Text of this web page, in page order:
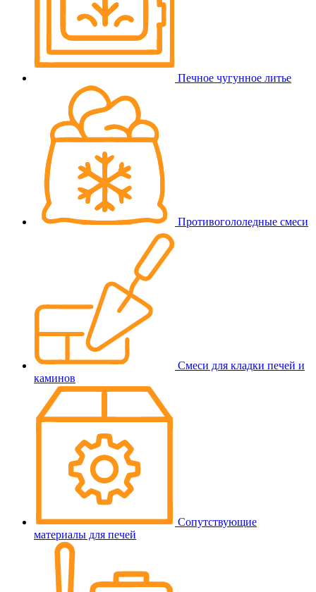
Печное чугунное литье
Противогололедные смеси
Смеси для кладки печей и
каминов
Сопутствующие
материалы для печей